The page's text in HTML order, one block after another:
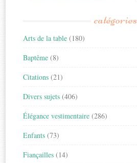
catégories
Arts de la table (180)
Baptême (8)
Citations (21)
Divers sujets (406)
Élégance vestimentaire (286)
Enfants (73)
Fiançailles (14)